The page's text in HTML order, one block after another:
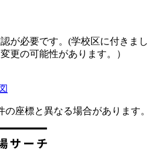
が必要です。(学校区に付きまし
更の可能性があります。）
座標と異なる場合があります。